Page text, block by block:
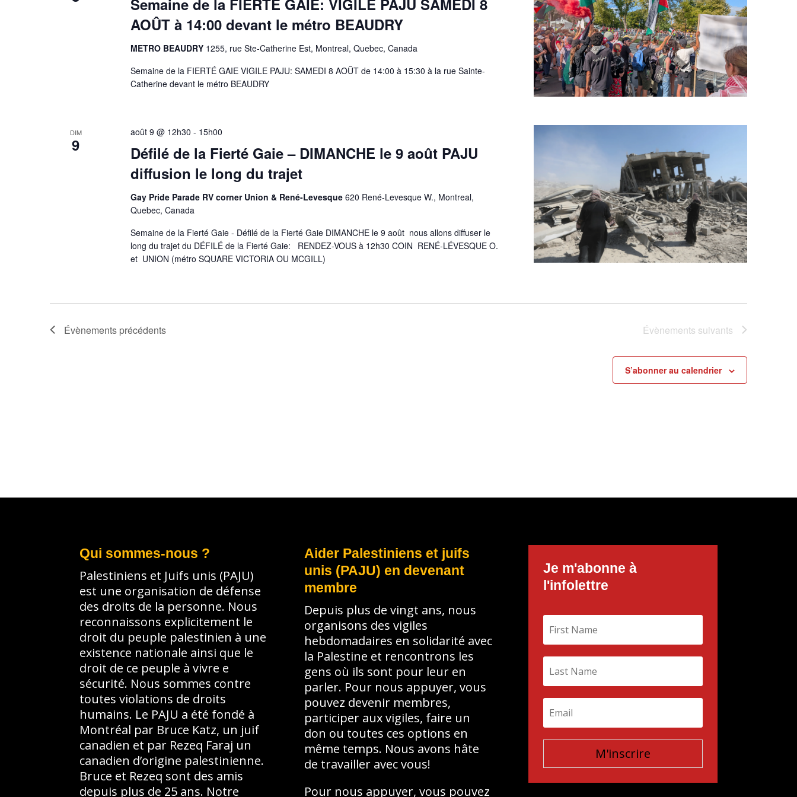
Semaine de la FIERTÉ GAIE: VIGILE PAJU SAMEDI 8
AOÛT à 14:00 devant le métro BEAUDRY
METRO BEAUDRY 1255, rue Ste-Catherine Est, Montreal, Quebec, Canada
Semaine de la FIERTÉ GAIE VIGILE PAJU: SAMEDI 8 AOÛT de 14:00 à 15:30 à la rue Sainte-
Catherine devant le métro BEAUDRY
DIM
9
Défilé de la Fierté Gaie – DIMANCHE le 9 août PAJU
diffusion le long du trajet
août 9 @ 12h30 - 15h00
Gay Pride Parade RV corner Union & René-Levesque 620 René-Levesque W., Montreal,
Quebec, Canada
Semaine de la Fierté Gaie - Défilé de la Fierté Gaie DIMANCHE le 9 août nous allons diffuser le
long du trajet du DÉFILÉ de la Fierté Gaie: RENDEZ-VOUS à 12h30 COIN RENÉ-LÉVESQUE O.
et UNION (métro SQUARE VICTORIA OU MCGILL)
Évènements précédents Évènements suivants
S’abonner au calendrier
Qui sommes-nous ?
Palestiniens et Juifs unis (PAJU)
est une organisation de défense
des droits de la personne. Nous
reconnaissons explicitement le
droit du peuple palestinien à une
existence nationale ainsi que le
droit de ce peuple à vivre e
sécurité. Nous sommes contre
toutes violations de droits
humains. Le PAJU a été fondé à
Montréal par Bruce Katz, un juif
canadien et par Rezeq Faraj un
canadien d’origine palestinienne.
Bruce et Rezeq sont des amis
depuis plus de 25 ans. Notre
Aider Palestiniens et juifs
unis (PAJU) en devenant
membre
Depuis plus de vingt ans, nous
organisons des vigiles
hebdomadaires en solidarité avec
la Palestine et rencontrons les
gens où ils sont pour leur en
parler. Pour nous appuyer, vous
pouvez devenir membres,
participer aux vigiles, faire un
don ou toutes ces options en
même temps. Nous avons hâte
de travailler avec vous!
Pour nous appuyer, vous pouvez
Je m'abonne à
l'infolettre
M'inscrire